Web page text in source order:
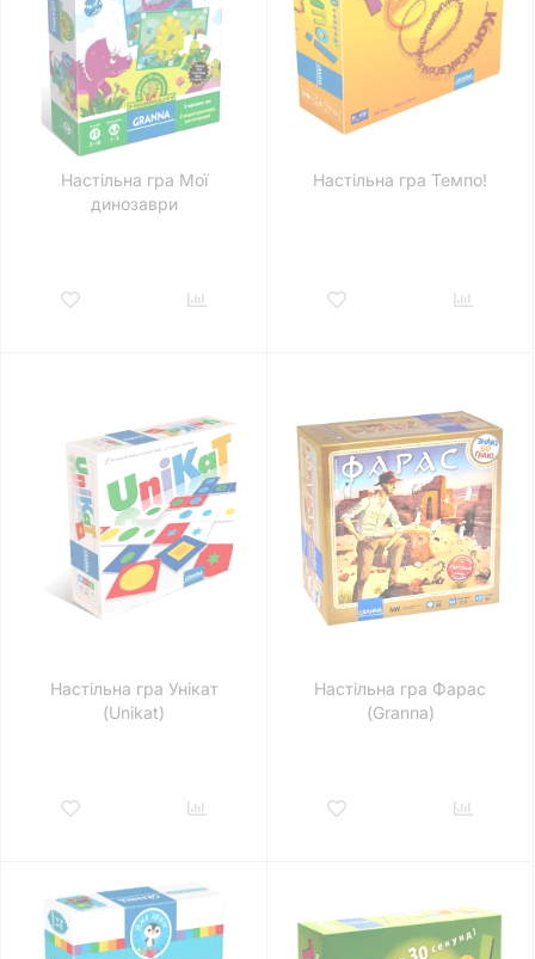
Настільна гра Мої
динозаври
Настільна гра Темпо!
Настільна гра Унікат
(Unikat)
Настільна гра Фарас
(Granna)